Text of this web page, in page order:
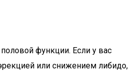
функции. Если у вас
или снижением либидо,